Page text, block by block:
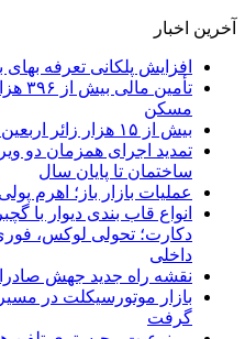
آخرین اخبار
افزایش پلکانی تعرفه
مسکن
بیش از ۱۵ هزار زائر اربعین به البرز بازگشتند
ساختمان تا پایان سال
عملیات بازار باز؛ اهرم
انواع قاب بندی دیوار با
دکارت؛ تحولی لوکس،
داخلی
نقشه راه جدید جهش
بازار موتورسیکلت در
گرفت